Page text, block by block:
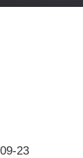
23